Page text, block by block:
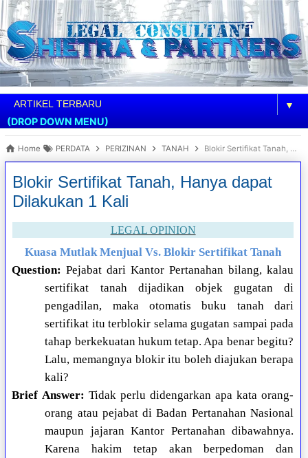
▼
(DROP DOWN MENU)
Home PERDATA PERIZINAN TANAH Blokir Sertifikat Tanah, Hanya dapat Dilakukan 1 Kali
Blokir Sertifikat Tanah, Hanya dapat
Dilakukan 1 Kali
LEGAL OPINION
Kuasa Mutlak Menjual Vs. Blokir Sertifikat Tanah
Question: Pejabat dari Kantor Pertanahan bilang, kalau
sertifikat tanah dijadikan objek gugatan di
pengadilan, maka otomatis buku tanah dari
sertifikat itu terblokir selama gugatan sampai pada
tahap berkekuatan hukum tetap. Apa benar begitu?
Lalu, memangnya blokir itu boleh diajukan berapa
kali?
Brief Answer: Tidak perlu didengarkan apa kata orang-
orang atau pejabat di Badan Pertanahan Nasional
maupun jajaran Kantor Pertanahan dibawahnya.
Karena hakim tetap akan berpedoman dan